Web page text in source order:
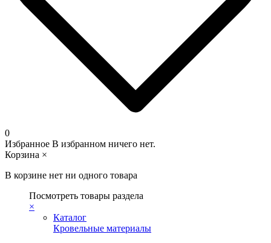
0
Избранное В избранном ничего нет.
Корзина ×
В корзине нет ни одного товара
Посмотреть товары раздела
×
Каталог
Кровельные материалы